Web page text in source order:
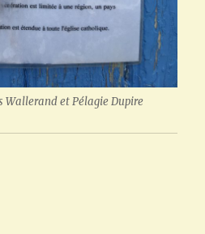
Wallerand et Pélagie Dupire